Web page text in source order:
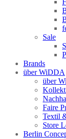
Sale
Brands
über WiDDA
über
Faire
Textil
Store
Berlin